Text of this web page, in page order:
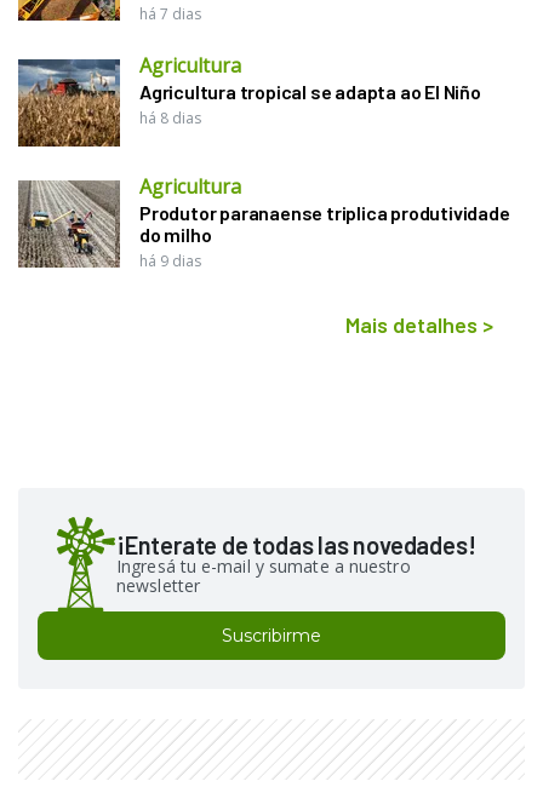
há 7 dias
Agricultura
Agricultura tropical se adapta ao El Niño
há 8 dias
Agricultura
Produtor paranaense triplica produtividade
do milho
há 9 dias
Mais detalhes >
¡Enterate de todas las novedades!
Ingresá tu e-mail y sumate a nuestro
newsletter
Suscribirme